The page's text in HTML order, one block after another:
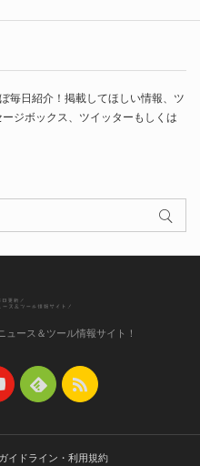
毎日紹介！掲載してほしい情報、ツ
ジボックス、ツイッターもしくは
ース＆ツール情報サイト！
イドライン・利用規約